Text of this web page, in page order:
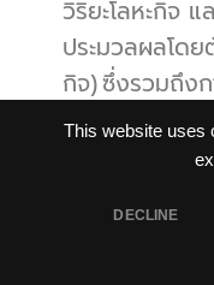
This website uses
DECLINE
วิริยะโลหะกิจ
ประมวลผลโดย
กิจ) ซึ่งรวมถึง
ทำธุรกรรมหรื
เว็บไซต์ หรือก
ของท่านกับเร
•